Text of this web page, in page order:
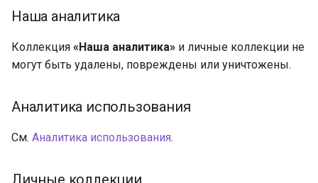
Наша аналитика
Коллекция «Наша аналитика» и личные коллекции не
могут быть удалены, повреждены или уничтожены.
Аналитика использования
См. Аналитика использования.